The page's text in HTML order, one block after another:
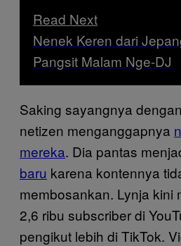
Read Next
Nenek Keren dari
Pangsit Malam Nge-DJ
Saking sayangnya
netizen menganggapnya
mereka. Dia pantas
baru karena kontennya
membosankan. Lynja kini
2,6 ribu subscriber di
pengikut lebih di TikTok.